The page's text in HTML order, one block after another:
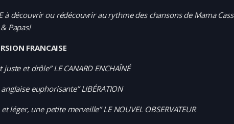
à découvrir ou rédécouvrir au rythme des chansons de Mama Cass
Papas!
FRANCAISE
et drôle” LE CANARD ENCHAÎNÉ
euphorisante” LIBÉRATION
léger, une petite merveille” LE NOUVEL OBSERVATEUR